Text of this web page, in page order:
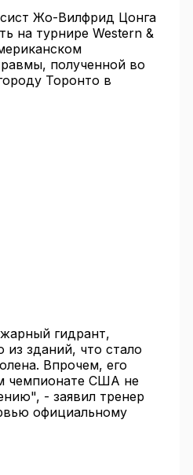
Жо-Вилфрид Цонга
на турнире Western &
полученной во
Торонто в
гидрант,
из зданий, что стало
Впрочем, его
чемпионате США не
- заявил тренер
официальному